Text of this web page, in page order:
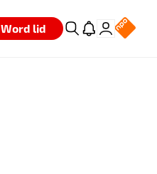
Word lid